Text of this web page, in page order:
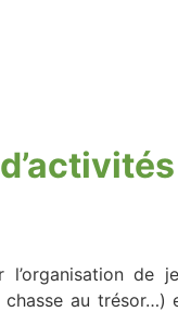
l’organisation de
chasse au